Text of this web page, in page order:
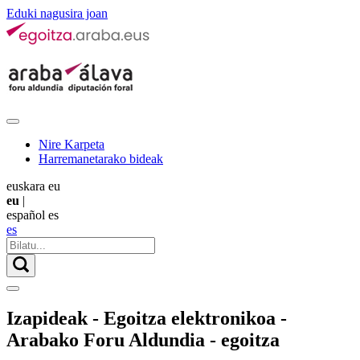
Eduki nagusira joan
Nire Karpeta
Harremanetarako bideak
euskara eu
eu |
español es
es
Izapideak - Egoitza elektronikoa -
Arabako Foru Aldundia - egoitza